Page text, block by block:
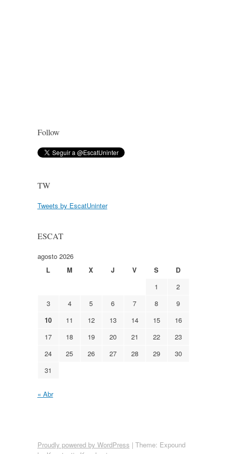
Follow
TW
Tweets by EscatUninter
ESCAT
agosto 2026
L
M X J V S
D
1
2
3
4 5 6 7 8
9
10
11 12 13 14 15
16
17
18 19 20 21 22
23
24
25 26 27 28 29
30
31
« Abr
Proudly powered by WordPress | Theme: Expound